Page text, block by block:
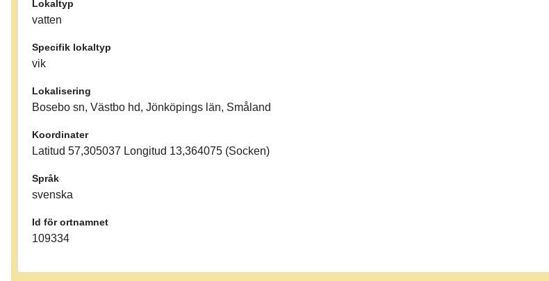
Lokaltyp
vatten
Specifik lokaltyp
vik
Lokalisering
Bosebo sn, Västbo hd, Jönköpings län, Småland
Koordinater
Latitud 57,305037 Longitud 13,364075 (Socken)
Språk
svenska
Id för ortnamnet
109334